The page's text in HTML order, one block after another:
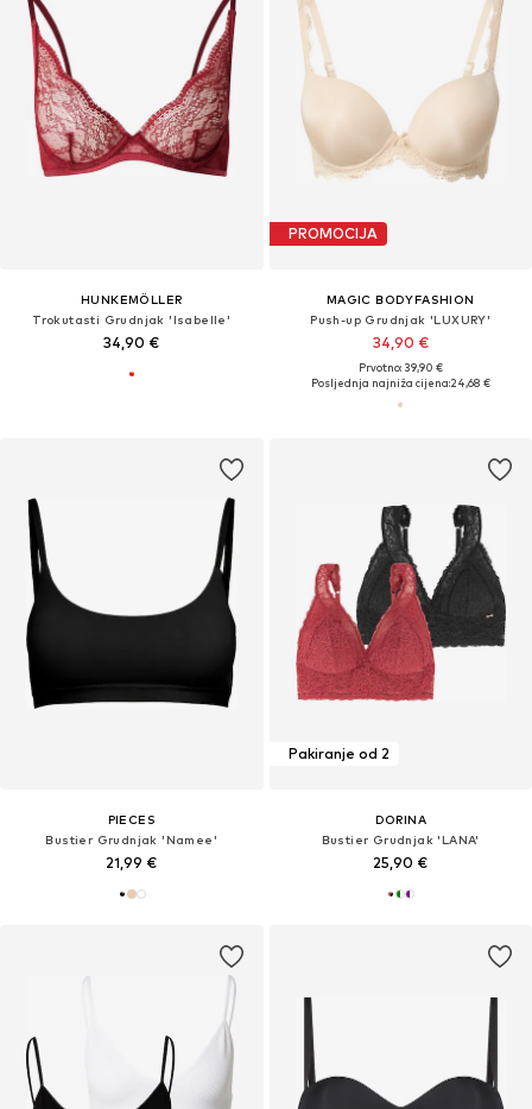
HUNKEMÖLLER
Trokutasti Grudnjak 'Isabelle'
34,90 €
PROMOCIJA
MAGIC BODYFASHION
Push-up Grudnjak 'LUXURY'
34,90 €
Prvotno: 39,90 €
Posljednja najniža cijena:24,68 €
PIECES
Bustier Grudnjak 'Namee'
21,99 €
Pakiranje od 2
DORINA
Bustier Grudnjak 'LANA'
25,90 €